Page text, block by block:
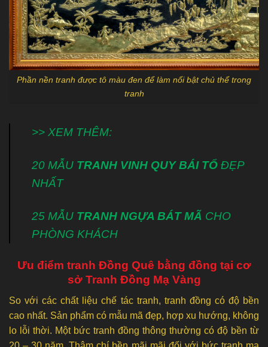
Phần nền tranh được tô màu đen để làm nổi bật chủ thể trong
tranh
>> XEM THÊM:
20 MẪU TRANH VINH QUY BÁI TỔ ĐẸP
NHẤT
25 MẪU TRANH NGỰA BÁT MÃ CHO
PHÒNG KHÁCH
Ưu điểm tranh Đồng Quê bằng đồng tại cơ
sở Tranh Đồng Mạ Vàng
So với các chất liệu chế tác tranh, tranh đồng có độ bền
cao nhất. Sản phẩm có mẫu mã đẹp, hợp xu hướng, không
lo lỗi thời. Một bức tranh đồng thông thường có độ bền từ